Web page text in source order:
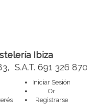
Ibiza
S.A.T. 691 326 870
Iniciar Sesión
Or
Registrarse